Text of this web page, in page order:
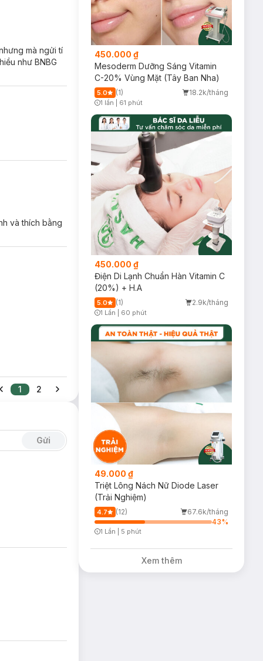
mà ngửi tí
như BNBG
và thích bằng
1 2
Gửi
450.000 ₫
Mesoderm Dưỡng Sáng Vitamin
C-20% Vùng Mặt (Tây Ban Nha)
5.0 (1) 18.2k/tháng
1 lần 61 phút
450.000 ₫
Điện Di Lạnh Chuẩn Hàn Vitamin C
(20%) + H.A
5.0 (1) 2.9k/tháng
Timer Gray Icon
1 Lần 60 phút
49.000 ₫
Triệt Lông Nách Nữ Diode Laser
(Trải Nghiệm)
4.7 (12)
67.6k/tháng
43%
1 Lần 5 phút
Xem thêm